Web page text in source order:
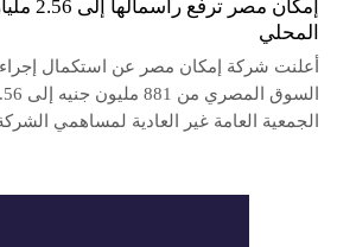
إمكان
المحلي
أعلنت شركة إمكان مصر عن استكمال
الجمعية العامة غير العادية لمساهمي